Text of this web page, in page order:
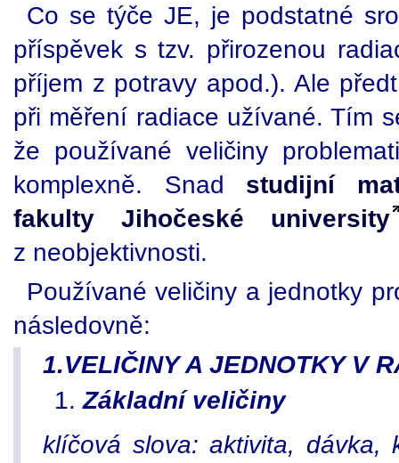
Co se týče JE, je podstatné
příspěvek s tzv. přirozenou
příjem z potravy apod.). Ale
při měření radiace užívané. Tím
že používané veličiny
komplexně. Snad studijní
fakulty Jihočeské university
z neobjektivnosti.
Používané veličiny a jednotky
následovně:
1.VELIČINY A JEDNOTKY V
Základní veličiny
klíčová slova: aktivita, dávka,